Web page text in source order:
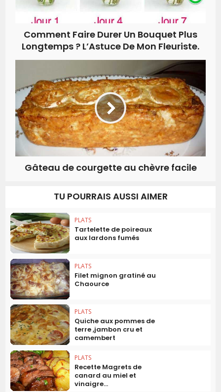
Comment Faire Durer Un Bouquet Plus
Longtemps ? L’Astuce De Mon Fleuriste.
Gâteau de courgette au chèvre facile
TU POURRAIS AUSSI AIMER
PLATS
Tartelette de poireaux
aux lardons fumés
PLATS
Filet mignon gratiné au
Chaource
PLATS
Quiche aux pommes de
terre ,jambon cru et
camembert
PLATS
Recette Magrets de
canard au miel et
vinaigre...